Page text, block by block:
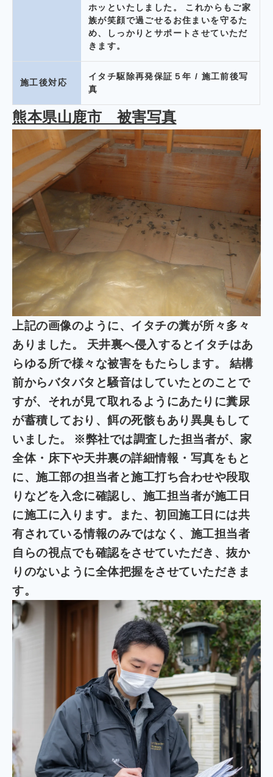
ホッといたしました。 これからもご家
族が笑顔で過ごせるお住まいを守るた
め、しっかりとサポートさせていただ
きます。
施工後対応
イタチ駆除再発保証５年 / 施工前後写
真
熊本県山鹿市 被害写真
上記の画像のように、イタチの糞が所々多々
ありました。 天井裏へ侵入するとイタチはあ
らゆる所で様々な被害をもたらします。 結構
前からバタバタと騒音はしていたとのことで
すが、それが見て取れるようにあたりに糞尿
が蓄積しており、餌の死骸もあり異臭もして
いました。
※弊社では調査した担当者が、家
全体・床下や天井裏の詳細情報・写真をもと
に、施工部の担当者と施工打ち合わせや段取
りなどを入念に確認し、施工担当者が施工日
に施工に入ります。また、初回施工日には共
有されている情報のみではなく、施工担当者
自らの視点でも確認をさせていただき、抜か
りのないように全体把握をさせていただきま
す。